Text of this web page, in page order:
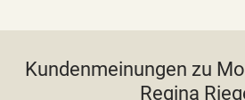
Kundenmeinungen zu
Regina